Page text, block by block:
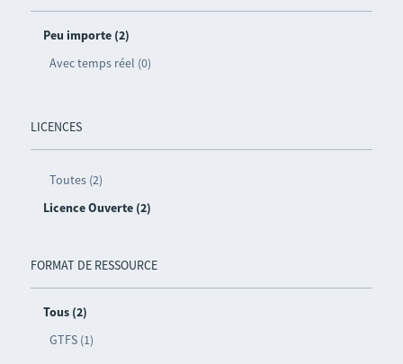
Peu importe (2)
Avec temps réel (0)
LICENCES
Toutes (2)
Licence Ouverte (2)
FORMAT DE RESSOURCE
Tous (2)
GTFS (1)